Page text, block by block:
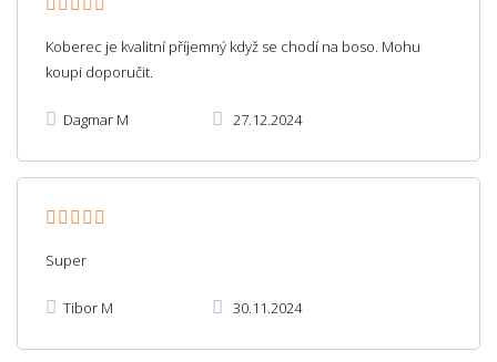
Koberec je kvalitní příjemný když se chodí na boso. Mohu
koupi doporučit.
Dagmar M 27.12.2024
Super
Tibor M 30.11.2024